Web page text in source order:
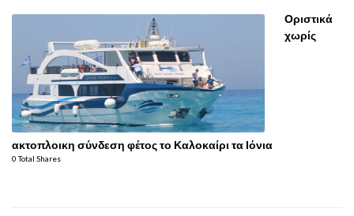
Οριστικά
χωρίς
ακτοπλοικη σύνδεση φέτος το Καλοκαίρι τα Ιόνια
0 Total Shares